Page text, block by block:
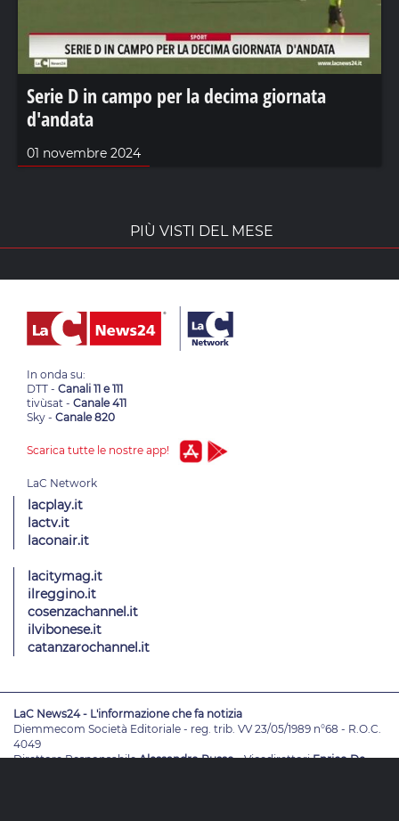
Serie D in campo per la decima giornata
d'andata
01 novembre 2024
PIÙ VISTI DEL MESE
In onda su:
DTT - Canali 11 e 111
tivùsat - Canale 411
Sky - Canale 820
Scarica tutte le nostre app!
lacplay.it
lactv.it
laconair.it
lacitymag.it
ilreggino.it
cosenzachannel.it
ilvibonese.it
catanzarochannel.it
LaC News24 - L'informazione che fa notizia
Diemmecom Società Editoriale - reg. trib. VV 23/05/1989 n°68 - R.O.C.
4049
Direttore ResponsabileAlessandro Russo- VicedirettoriEnrico De